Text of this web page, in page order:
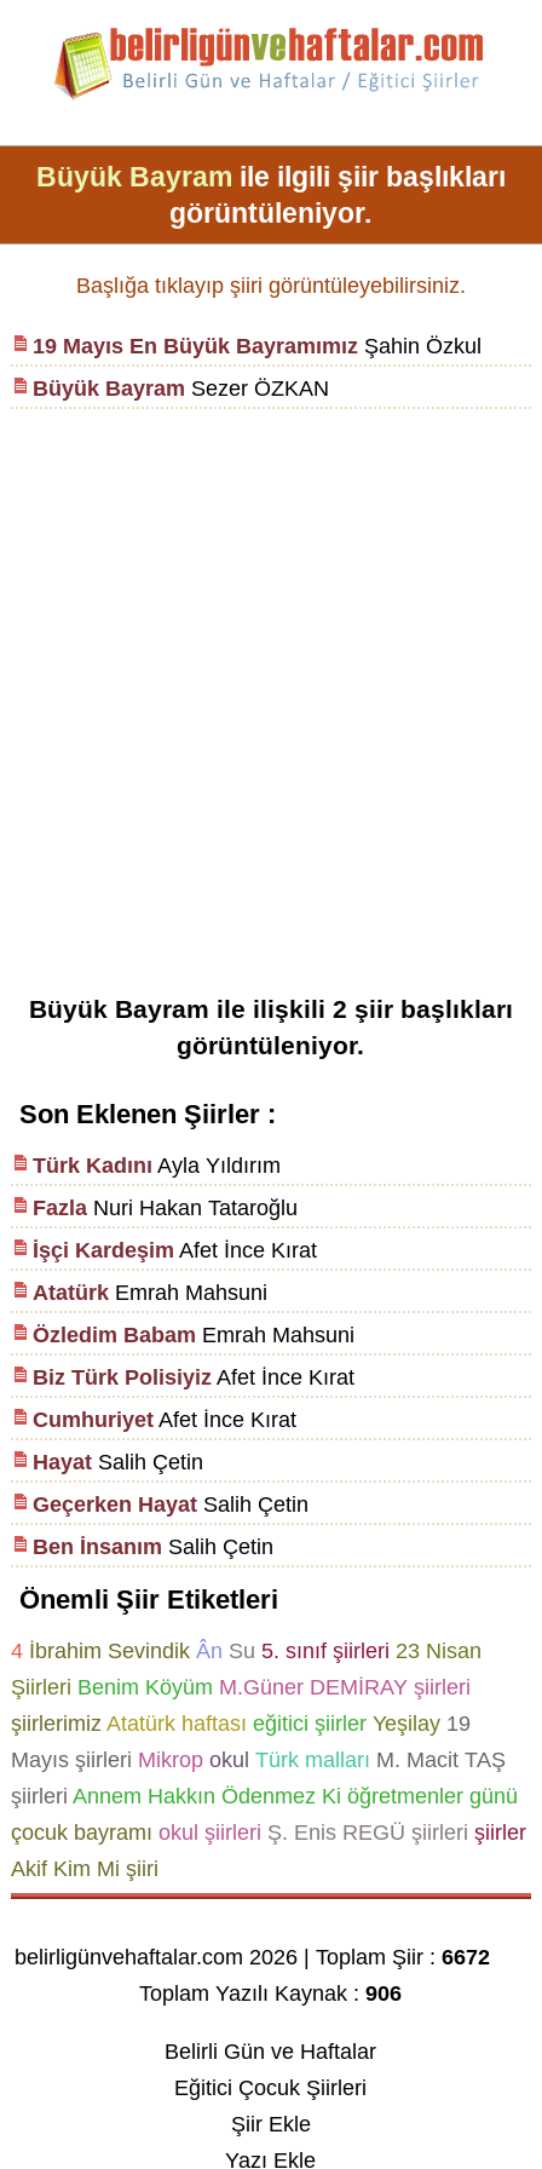
Büyük Bayram ile ilgili şiir başlıkları
görüntüleniyor.
Başlığa tıklayıp şiiri görüntüleyebilirsiniz.
19 Mayıs En Büyük BayramımızŞahin Özkul
Büyük Bayram Sezer ÖZKAN
Büyük Bayram ile ilişkili 2 şiir başlıkları
görüntüleniyor.
Son Eklenen Şiirler :
Türk Kadını Ayla Yıldırım
FazlaNuri Hakan Tataroğlu
İşçi Kardeşim Afet İnce Kırat
AtatürkEmrah Mahsuni
Özledim Babam Emrah Mahsuni
Biz Türk PolisiyizAfet İnce Kırat
CumhuriyetAfet İnce Kırat
HayatSalih Çetin
Geçerken HayatSalih Çetin
Ben İnsanım Salih Çetin
Önemli Şiir Etiketleri
4 İbrahim Sevindik Ân Su 5. sınıf şiirleri 23 Nisan
Şiirleri Benim Köyüm M.Güner DEMİRAY şiirleri
şiirlerimiz Atatürk haftası eğitici şiirler Yeşilay 19
Mayıs şiirleri Mikrop okul Türk malları M. Macit TAŞ
şiirleri Annem Hakkın Ödenmez Ki öğretmenler günü
çocuk bayramı okul şiirleri Ş. Enis REGÜ şiirleri şiirler
Akif Kim Mi şiiri
belirligünvehaftalar.com 2026 | Toplam Şiir :6672
Toplam Yazılı Kaynak :906
Belirli Gün ve Haftalar
Eğitici Çocuk Şiirleri
Şiir Ekle
Yazı Ekle